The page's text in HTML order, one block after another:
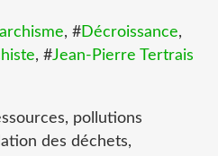
, #Décroissance,
, #Jean-Pierre Tertrais
pollutions
des déchets,